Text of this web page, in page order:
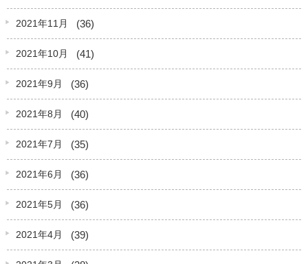
2021年11月 (36)
2021年10月 (41)
2021年9月 (36)
2021年8月 (40)
2021年7月 (35)
2021年6月 (36)
2021年5月 (36)
2021年4月 (39)